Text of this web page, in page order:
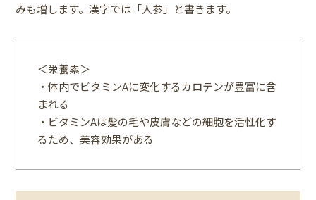
みも増します。漢字では「人参」と書きます。
＜栄養素＞
・体内でビタミンAに変化するカロテンが豊富に含
まれる
・ビタミンAは髪の毛や皮膚などの細胞を活性化す
るため、美容効果がある